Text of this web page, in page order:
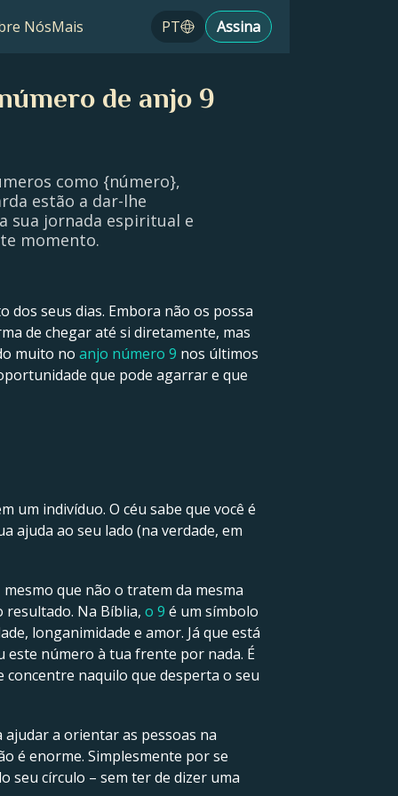
NósMais PT Assina
de anjo 9
como {número},
estão a dar-lhe
sua jornada espiritual e
momento.
seus dias. Embora não os possa
de chegar até si diretamente, mas
muito no anjo número 9 nos últimos
que pode agarrar e que
um indivíduo. O céu sabe que você é
ajuda ao seu lado (na verdade, em
que não o tratem da mesma
resultado. Na Bíblia, o 9 é um símbolo
longanimidade e amor. Já que está
este número à tua frente por nada. É
concentre naquilo que desperta o seu
a orientar as pessoas na
é enorme. Simplesmente por se
seu círculo – sem ter de dizer uma